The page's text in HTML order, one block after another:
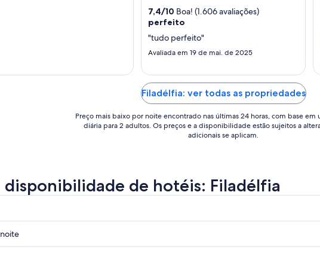
7,4/10 Boa! (1.606 avaliações)
perfeito
"tudo perfeito"
Avaliada em 19 de mai. de 2025
Filadélfia: ver todas as propriedades
Preço mais baixo por noite encontrado nas últimas 24 horas, com base em
diária para 2 adultos. Os preços e a disponibilidade estão sujeitos a
adicionais se aplicam.
disponibilidade de hotéis: Filadélfia